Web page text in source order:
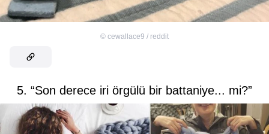
© cewallace9 / reddit
5. “Son derece iri örgülü bir battaniye... mi?”